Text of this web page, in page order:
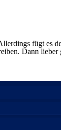
fügt es
Dann lieber